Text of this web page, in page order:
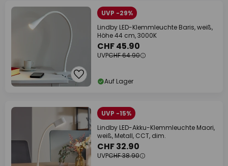
UVP -29%
Lindby LED-Klemmleuchte Baris, weiß,
Höhe 44 cm, 3000K
CHF 45.90
UVPCHF 64.90
Auf Lager
UVP -15%
Lindby LED-Akku-Klemmleuchte Maori,
weiß, Metall, CCT, dim.
CHF 32.90
UVPCHF 38.90